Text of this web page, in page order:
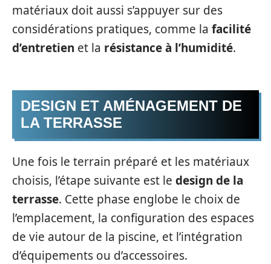
matériaux doit aussi s’appuyer sur des
considérations pratiques, comme la facilité
d’entretien et la résistance à l’humidité.
DESIGN ET AMÉNAGEMENT DE
LA TERRASSE
Une fois le terrain préparé et les matériaux
choisis, l’étape suivante est le design de la
terrasse. Cette phase englobe le choix de
l’emplacement, la configuration des espaces
de vie autour de la piscine, et l’intégration
d’équipements ou d’accessoires.